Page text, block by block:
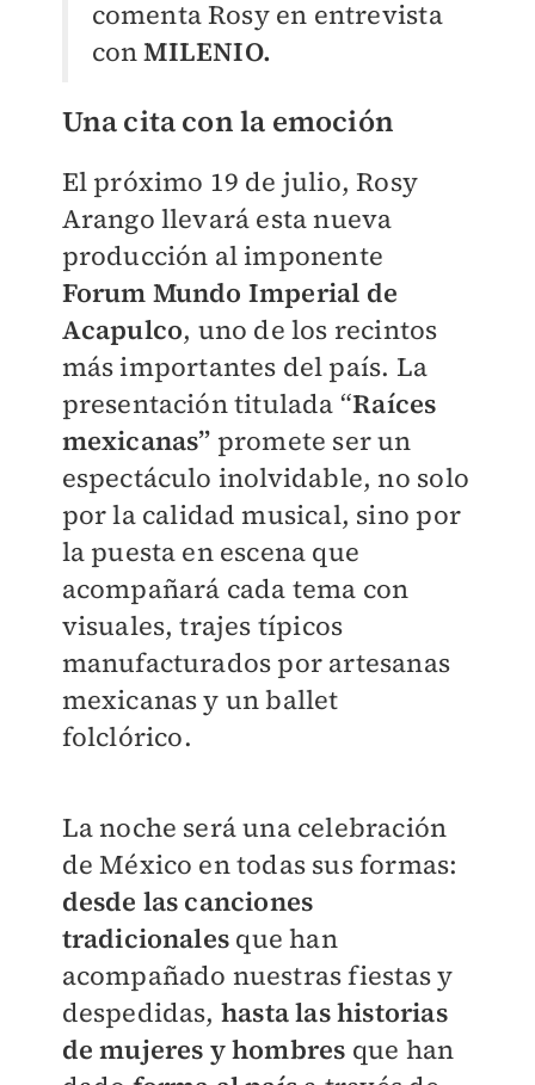
comenta Rosy en entrevista
conMILENIO.
Una cita con la emoción
El próximo 19 de julio, Rosy
Arango llevará esta nueva
producción al imponente
Forum Mundo Imperial de
Acapulco, uno de los recintos
más importantes del país. La
presentación titulada “Raíces
mexicanas” promete ser un
espectáculo inolvidable, no solo
por la calidad musical, sino por
la puesta en escena que
acompañará cada tema con
visuales, trajes típicos
manufacturados por artesanas
mexicanas y un ballet
folclórico.
La noche será una celebración
de México en todas sus formas:
desde las canciones
tradicionales que han
acompañado nuestras fiestas y
despedidas, hasta las historias
de mujeres y hombres que han